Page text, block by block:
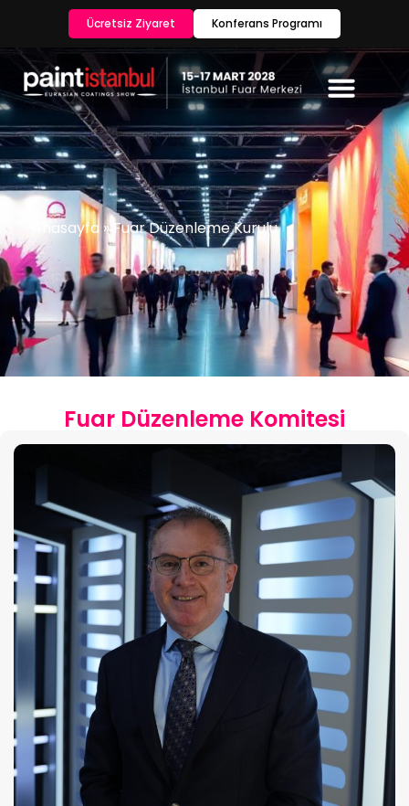
Ücretsiz Ziyaret Konferans Programı
Anasayfa » Fuar Düzenleme Kurulu
Fuar Düzenleme Komitesi